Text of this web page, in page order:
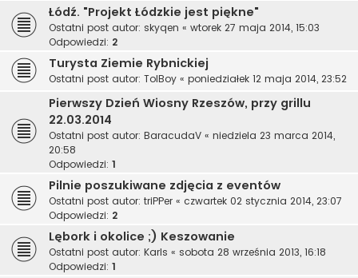
Łódź. "Projekt Łódzkie jest piękne"
Ostatni post autor: skyqen « wtorek 27 maja 2014, 15:03
Odpowiedzi: 2
Turysta Ziemie Rybnickiej
Ostatni post autor: TolBoy « poniedziałek 12 maja 2014, 23:52
Pierwszy Dzień Wiosny Rzeszów, przy grillu
22.03.2014
Ostatni post autor: BaracudaV « niedziela 23 marca 2014,
20:58
Odpowiedzi: 1
Pilnie poszukiwane zdjęcia z eventów
Ostatni post autor: triPPer « czwartek 02 stycznia 2014, 23:07
Odpowiedzi: 2
Lębork i okolice ;) Keszowanie
Ostatni post autor: Karls « sobota 28 września 2013, 16:18
Odpowiedzi: 1